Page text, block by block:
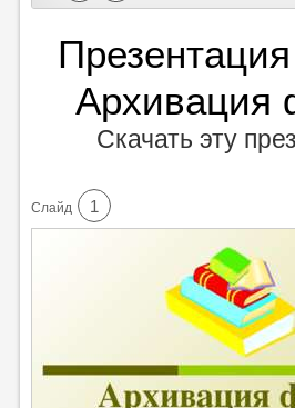
Архивация
Скачать эту
Cлайд 1